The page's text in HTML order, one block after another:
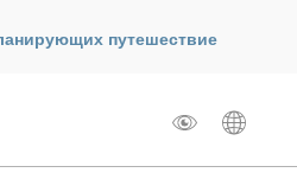
путешествие